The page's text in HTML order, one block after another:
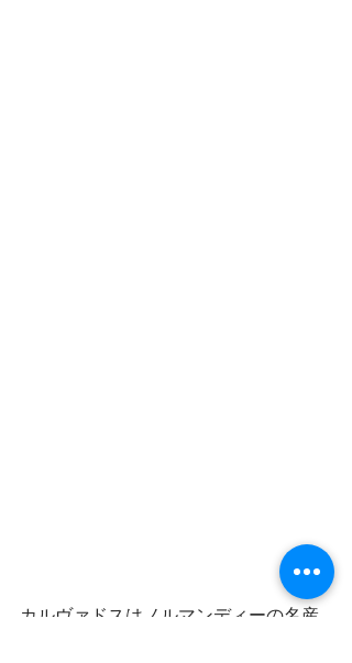
カルヴァドスはノルマンディーの名産